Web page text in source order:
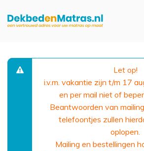
Let op!
i.v.m. vakantie zijn t/m 17
en per mail niet of
Beantwoorden van
telefoontjes zullen
oplopen.
Mailing en bestellingen